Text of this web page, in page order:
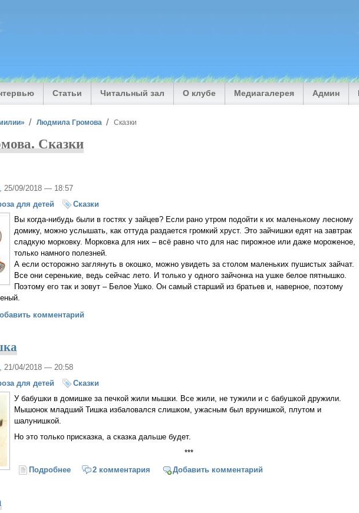
Статьи Читальный зал О клубе Медиагалерея Админ
Людмила Громова Сказки
Сказки
, 25/09/2018 — 18:57
для детей
Сказки
Вы когда-нибудь были в гостях у зайцев? Если рано утром подойти к их маленькому лесному
домику, можно услышать, как оттуда раздается громкий хруст. Это зайчишки едят на завтрак
сладкую морковку. Морковка для них – всё равно что для нас пирожное или даже мороженое,
только намного полезней.
А если осторожно заглянуть в окошко, можно увидеть за столом маленьких пушистых зайчат.
Все они серенькие, ведь сейчас лето. И только у одного зайчонка на ушке белое пятнышко.
Поэтому его так и зовут – Белое Ушко. Он самый старший из братьев и, наверное, поэтому
Ушко комментарий
, 21/04/2018 — 20:58
для детей
Сказки
У бабушки в домишке за печкой жили мышки. Все жили, не тужили и с бабушкой дружили.
Мышонок младший Тишка избаловался слишком, ужасным был врунишкой, плутом и
шалунишкой.
Но это только присказка, а сказка дальше будет.
***
Подробнеео Тишка-врунишка
2 комментария Добавить комментарий